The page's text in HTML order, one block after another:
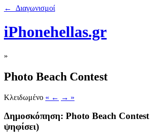
← Διαγωνισμοί
iPhonehellas.gr
»
Photo Beach Contest
Κλειδωμένο « ← → »
Δημοσκόπηση: Photo Beach Contest
ψηφίσει)